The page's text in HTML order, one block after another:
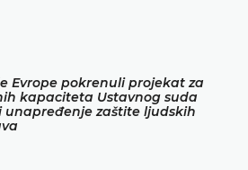
Evrope pokrenuli projekat za
kapaciteta Ustavnog suda
unapređenje zaštite ljudskih